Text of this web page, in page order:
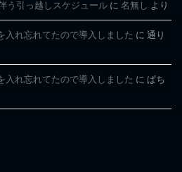
う引っ越しスケジュール に 名無し より
入れ忘れてたので導入しました に 通り
入れ忘れてたので導入しました に ぱち